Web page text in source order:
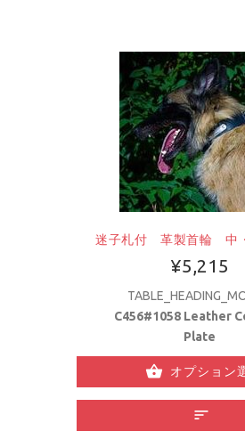
迷子札付 革製首輪 中
¥5,215
C456#1058 Leather
Plate
オプション